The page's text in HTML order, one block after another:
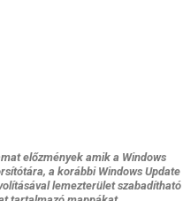
előzmények amik a Windows
a korábbi Windows Update
lemezterület szabadítható